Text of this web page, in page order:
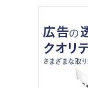
大阪府
兵庫県
鳥取県
島根県
香川県
教育全般
中学受験に熱心
小学校受験
家庭教師
運動と遊びを考
情報Ⅰ、数学が
アップ法
悩み多き「大学
英語・英会話・英
小学校教師が解
大学入試改革
ママテクエグザム
進化する中高一